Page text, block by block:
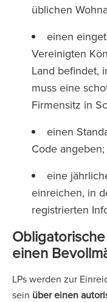
üblichen
einen
Vereinigten
Land befindet,
muss eine
Firmensitz in
einen
Code
eine
einreichen, in
registrierten
einen
LPs werden zur
sein über einen